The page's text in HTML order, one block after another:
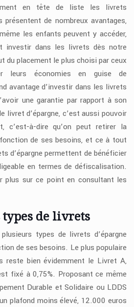
en tête de liste les livrets
présentent de nombreux avantages,
les enfants peuvent y accéder,
investir dans les livrets dès notre
du placement le plus choisi par ceux
leurs économies en guise de
avantage d’investir dans les livrets
une garantie par rapport à son
livret d’épargne, c’est aussi pouvoir
c’est-à-dire qu’on peut retirer la
de ses besoins, et ce à tout
d’épargne permettent de bénéficier
en termes de défiscalisation.
plus sur ce point en consultant les
de livrets
types de livrets d’épargne
de ses besoins. Le plus populaire
reste bien évidemment le Livret A,
fixé à 0,75%. Proposant ce même
Durable et Solidaire ou LDDS
plafond moins élevé, 12.000 euros